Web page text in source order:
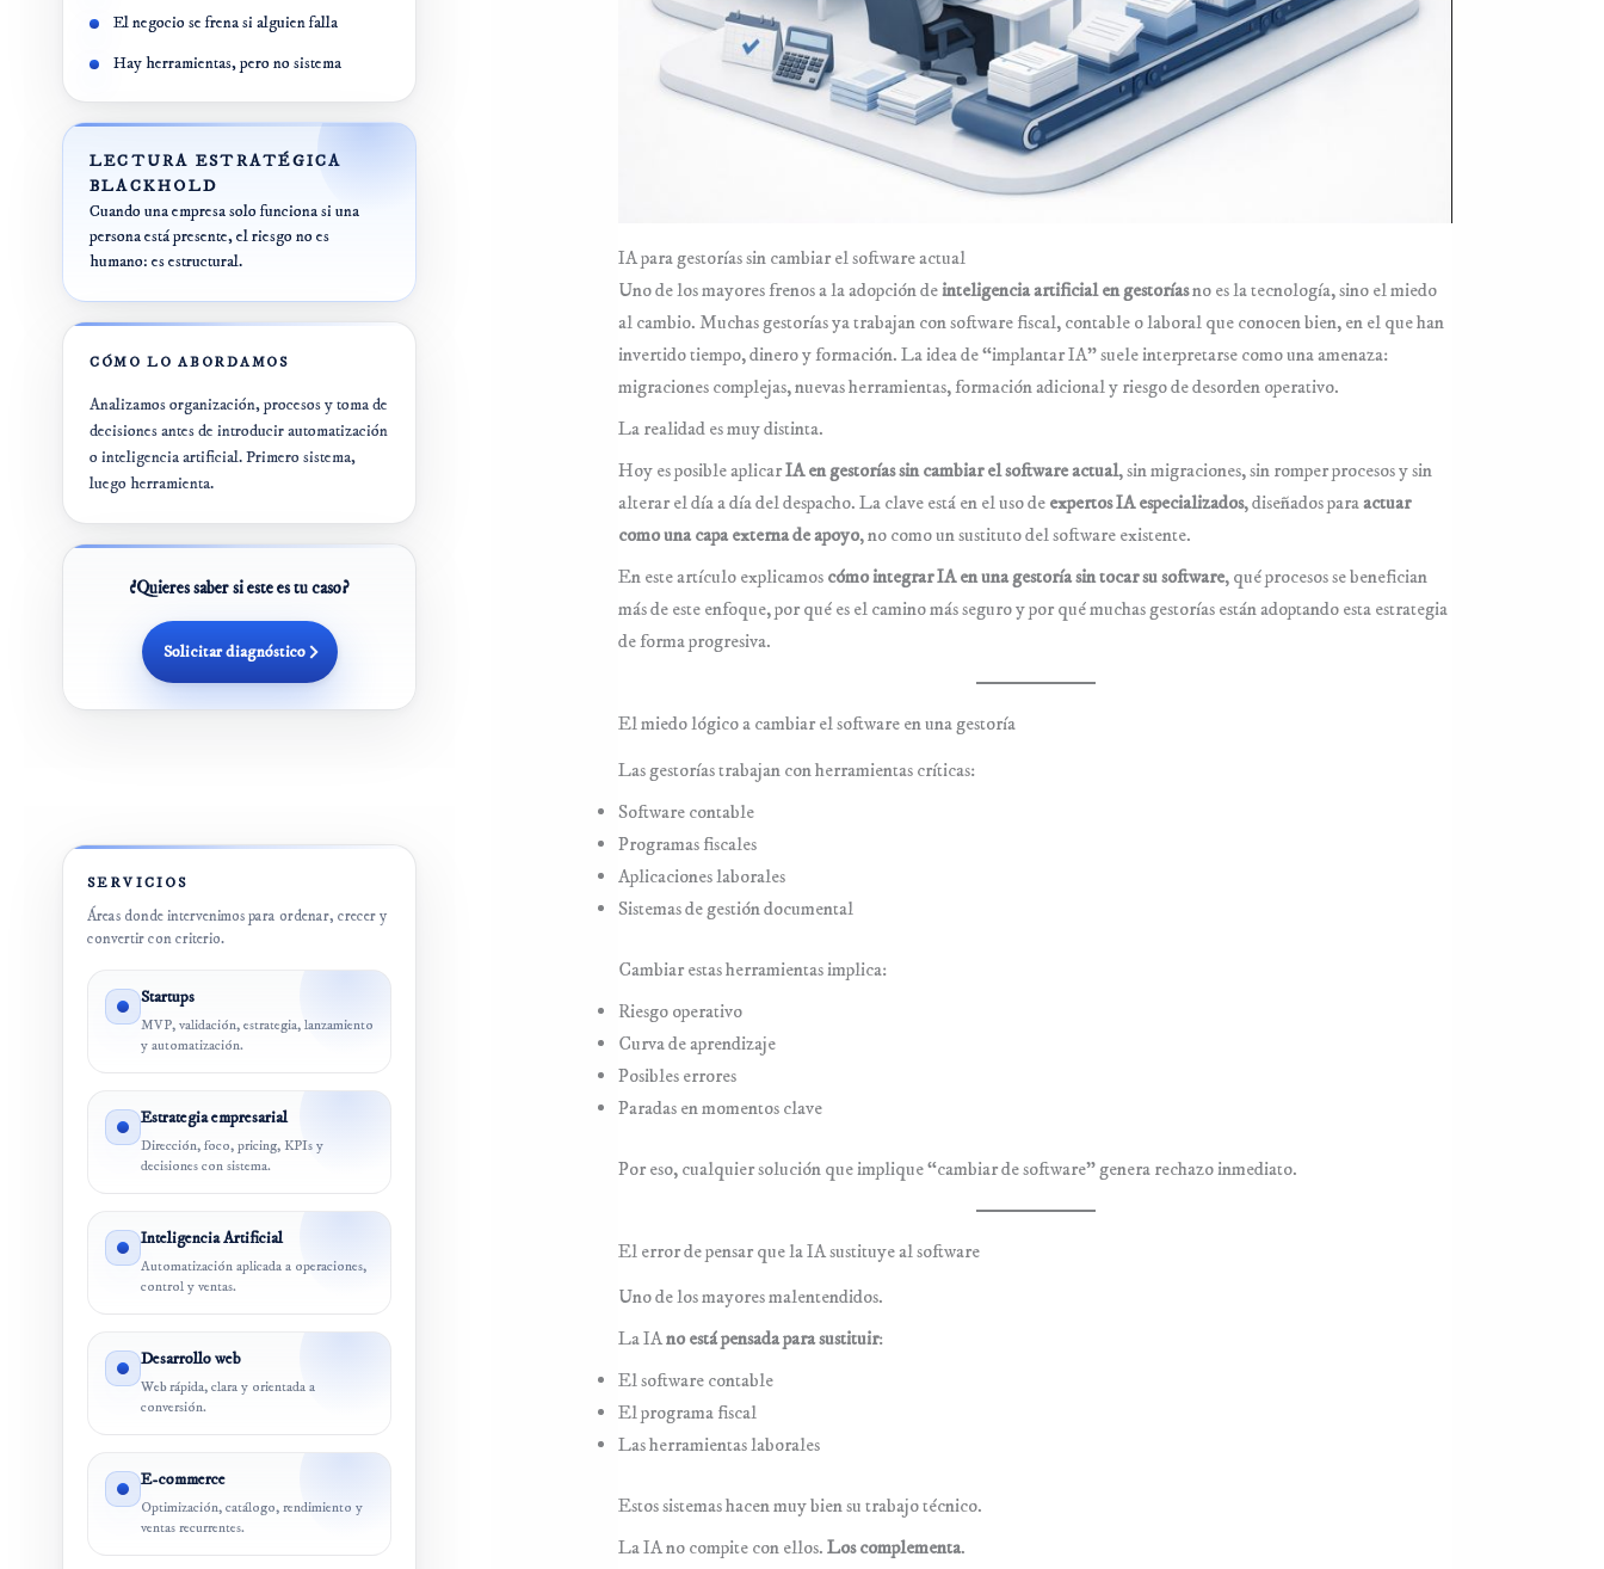
Formación en IA
SISTEMAS
Auditoría
tecnológica
CRM +
Automatizaciones
Auditoría 360º
WooCommerce
GROWTH & MARKETING ↗
El negocio se frena si alguien falla
Hay herramientas, pero no sistema
LECTURA ESTRATÉGICA
BLACKHOLD
Cuando una empresa solo funciona si una
persona está presente, el riesgo no es
humano: es estructural.
CÓMO LO ABORDAMOS
Analizamos organización, procesos y toma de
decisiones antes de introducir automatización
o inteligencia artificial. Primero sistema,
luego herramienta.
¿Quieres saber si este es tu caso?
Solicitar diagnóstico
SERVICIOS
Áreas donde intervenimos para ordenar, crecer y
convertir con criterio.
Startups
MVP, validación, estrategia, lanzamiento
y automatización.
Estrategia empresarial
Dirección, foco, pricing, KPIs y
decisiones con sistema.
Inteligencia Artificial
Automatización aplicada a operaciones,
control y ventas.
Desarrollo web
Web rápida, clara y orientada a
conversión.
E-commerce
Optimización, catálogo, rendimiento y
ventas recurrentes.
IA para gestorías sin cambiar el software actual
Uno de los mayores frenos a la adopción deinteligencia artificial en gestoríasno es la tecnología, sino el miedo
al cambio. Muchas gestorías ya trabajan con software fiscal, contable o laboral que conocen bien, en el que han
invertido tiempo, dinero y formación. La idea de “implantar IA” suele interpretarse como una amenaza:
migraciones complejas, nuevas herramientas, formación adicional y riesgo de desorden operativo.
La realidad es muy distinta.
Hoy es posible aplicarIA en gestorías sin cambiar el software actual, sin migraciones, sin romper procesos y sin
alterar el día a día del despacho. La clave está en el uso de expertos IA especializados, diseñados paraactuar
como una capa externa de apoyo, no como un sustituto del software existente.
En este artículo explicamos cómo integrar IA en una gestoría sin tocar su software, qué procesos se benefician
más de este enfoque, por qué es el camino más seguro y por qué muchas gestorías están adoptando esta estrategia
de forma progresiva.
El miedo lógico a cambiar el software en una gestoría
Las gestorías trabajan con herramientas críticas:
Software contable
Programas fiscales
Aplicaciones laborales
Sistemas de gestión documental
Cambiar estas herramientas implica:
Riesgo operativo
Curva de aprendizaje
Posibles errores
Paradas en momentos clave
Por eso, cualquier solución que implique “cambiar de software” genera rechazo inmediato.
El error de pensar que la IA sustituye al software
Uno de los mayores malentendidos.
La IAno está pensada para sustituir:
El software contable
El programa fiscal
Las herramientas laborales
Estos sistemas hacen muy bien su trabajo técnico.
La IA no compite con ellos. Los complementa.